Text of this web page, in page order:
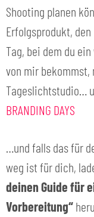
Shooting planen
Erfolgsprodukt,
Tag, bei dem du
von mir bekommst,
Tageslichtstudio…
BRANDING DAYS
…und falls das für
weg ist für dich,
deinen Guide für
Vorbereitung“